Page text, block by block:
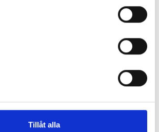
Tillåt alla
som att sprinta ett